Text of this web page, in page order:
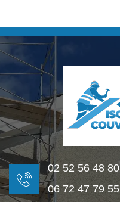
02 52 56 48 80
06 72 47 79 55